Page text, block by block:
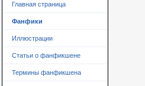
Главная страница
Фанфики
Иллюстрации
Статьи о фанфикшене
Термины фанфикшена